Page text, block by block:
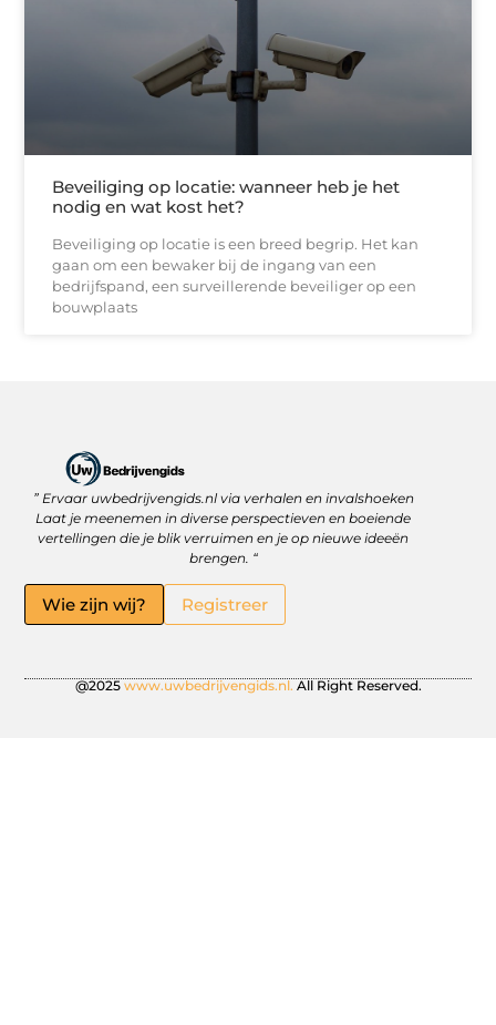
Beveiliging op locatie: wanneer heb je het
nodig en wat kost het?
Beveiliging op locatie is een breed begrip. Het kan
gaan om een bewaker bij de ingang van een
bedrijfspand, een surveillerende beveiliger op een
bouwplaats
” Ervaar uwbedrijvengids.nl via verhalen en invalshoeken
Laat je meenemen in diverse perspectieven en boeiende
vertellingen die je blik verruimen en je op nieuwe ideeën
brengen. “
Wie zijn wij? Registreer
@2025 www.uwbedrijvengids.nl. All Right Reserved.